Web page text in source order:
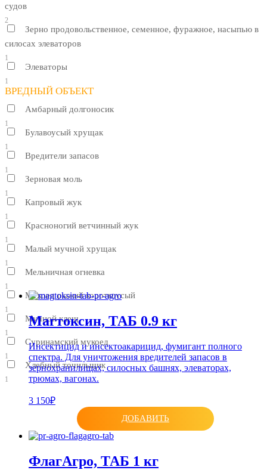
судов
2
Зерно продовольственное, семенное, фуражное, насыпью в
силосах элеваторов
1
Элеваторы
1
ВРЕДНЫЙ ОБЪЕКТ
Амбарный долгоносик
1
Булавоусый хрущак
1
Вредители запасов
1
Зерновая моль
1
Капровый жук
1
Красноногий ветчинный жук
1
Малый мучной хрущак
1
Мельничная огневка
1
Мукоед рыжий короткоусый
1
Мучной клещ
1
Суринамский мукоед
1
Хлебный точильщик
1
Магтoксин, ТАБ 0.9 кг
Инсектицид и инсектоакарицид, фумигант полного
спектра. Для уничтожения вредителей запасов в
зернохранилищах, силосных башнях, элеваторах,
трюмах, вагонах.
3 150₽
ДОБАВИТЬ
ФлагАгро, ТАБ 1 кг